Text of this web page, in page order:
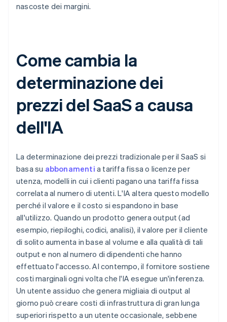
nascoste dei margini.
Come cambia la
determinazione dei
prezzi del SaaS a causa
dell'IA
La determinazione dei prezzi tradizionale per il SaaS si
basa su abbonamenti a tariffa fissa o licenze per
utenza, modelli in cui i clienti pagano una tariffa fissa
correlata al numero di utenti. L'IA altera questo modello
perché il valore e il costo si espandono in base
all'utilizzo. Quando un prodotto genera output (ad
esempio, riepiloghi, codici, analisi), il valore per il cliente
di solito aumenta in base al volume e alla qualità di tali
output e non al numero di dipendenti che hanno
effettuato l'accesso. Al contempo, il fornitore sostiene
costi marginali ogni volta che l'IA esegue un'inferenza.
Un utente assiduo che genera migliaia di output al
giorno può creare costi di infrastruttura di gran lunga
superiori rispetto a un utente occasionale, sebbene